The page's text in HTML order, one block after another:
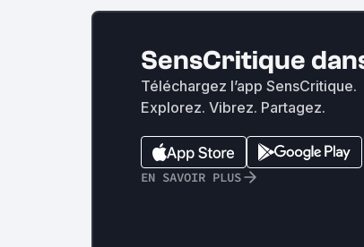
SensCritique
Téléchargez l’app SensCritique.
Explorez. Vibrez. Partagez.
EN SAVOIR PLUS